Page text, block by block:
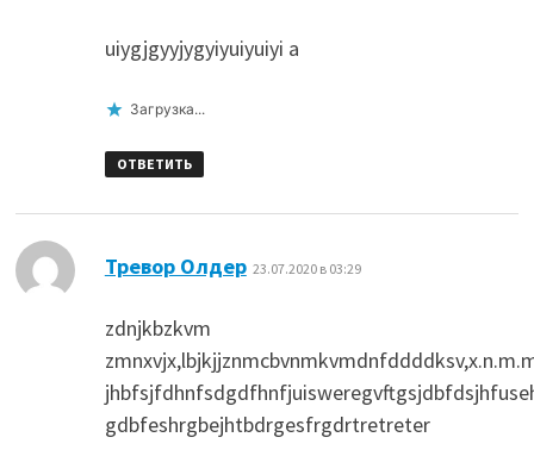
uiygjgyyjygyiyuiyuiyi a
Загрузка...
ОТВЕТИТЬ
Тревор Олдер: 23.07.2020 в 03:29
zdnjkbzkvm
gdbfeshrgbejhtbdrgesfrgdrtretreter